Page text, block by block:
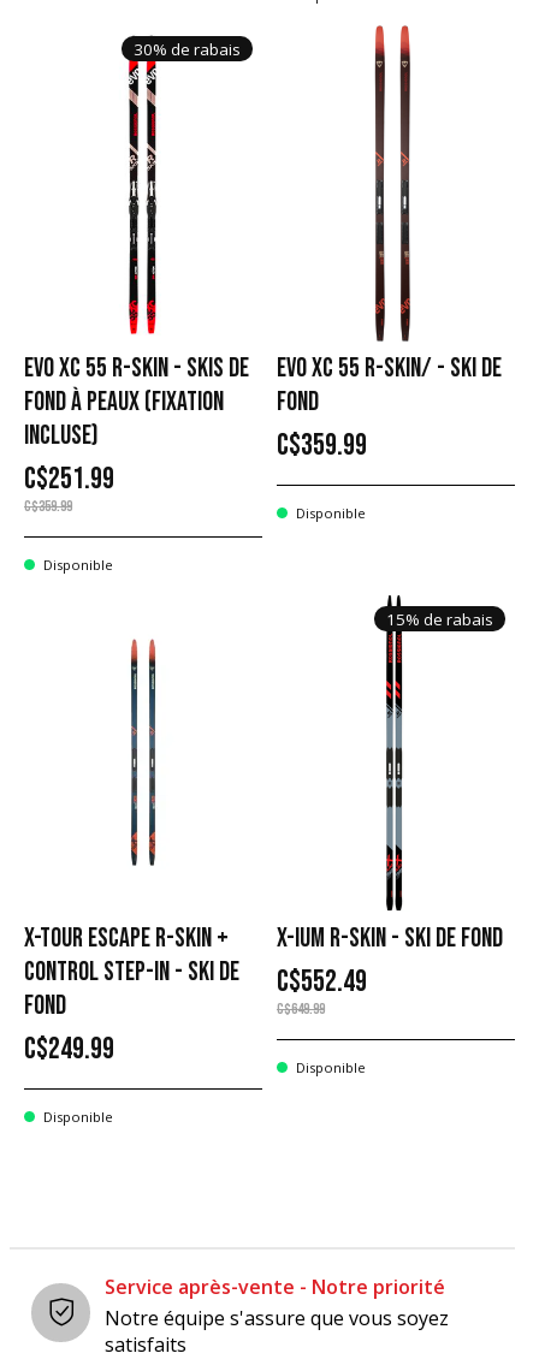
30% de rabais
EVO XC 55 R-SKIN - SKIS DE
FOND À PEAUX (FIXATION
INCLUSE)
C$251.99
C$359.99
Disponible
EVO XC 55 R-SKIN/ - SKI DE
FOND
C$359.99
Disponible
X-TOUR ESCAPE R-SKIN +
CONTROL STEP-IN - SKI DE
FOND
C$249.99
Disponible
15% de rabais
X-IUM R-SKIN - SKI DE FOND
C$552.49
C$649.99
Disponible
Service après-vente - Notre priorité
Notre équipe s'assure que vous soyez
satisfaits